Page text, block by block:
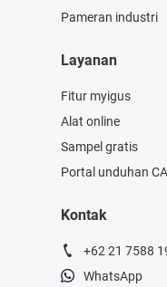
Pameran industri
Layanan
Fitur myigus
Alat online
Sampel gratis
Portal unduhan
Kontak
+62 21 7588
WhatsApp